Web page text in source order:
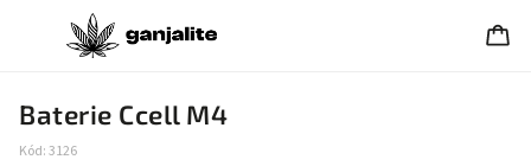
Baterie Ccell M4
Kód:3126